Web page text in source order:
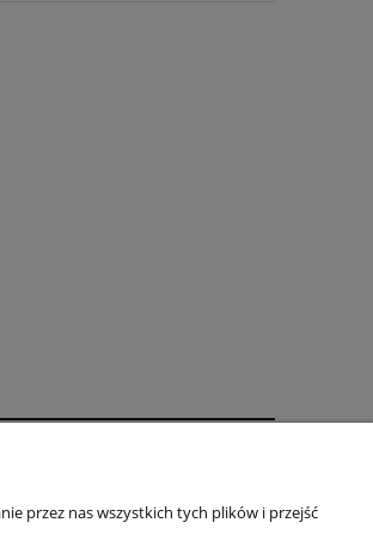
przez nas wszystkich tych plików i przejść